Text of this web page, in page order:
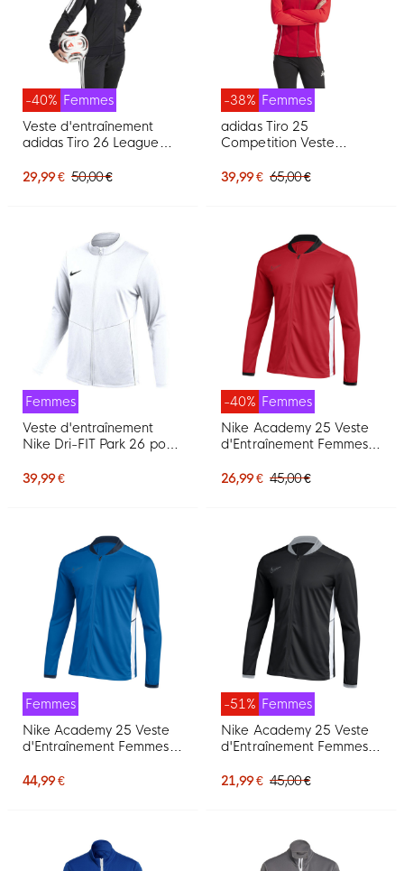
-40% Femmes
Veste d'entraînement
adidas Tiro 26 League
blanc
29,99 € 50,00 €
-38% Femmes
adidas Tiro 25
Competition Veste
Rouge Blanc
39,99 € 65,00 €
Femmes
Veste d'entraînement
Nike Dri-FIT Park 26 pour
39,99 €
-40% Femmes
Nike Academy 25 Veste
d'Entraînement Femmes
26,99 € 45,00 €
Femmes
Nike Academy 25 Veste
d'Entraînement Femmes
44,99 €
-51% Femmes
Nike Academy 25 Veste
d'Entraînement Femmes
21,99 € 45,00 €